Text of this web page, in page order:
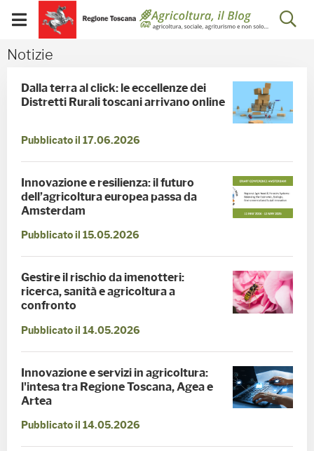
Skip to Main Content
Visualizza/chiudi
menu
mobile
Notizie - Blog
Notizie
Dalla terra al click: le eccellenze dei
Distretti Rurali toscani arrivano online
Pubblicato il 17.06.2026
Innovazione e resilienza: il futuro
dell’agricoltura europea passa da
Amsterdam
Pubblicato il 15.05.2026
Gestire il rischio da imenotteri:
ricerca, sanità e agricoltura a
confronto
Pubblicato il 14.05.2026
Innovazione e servizi in agricoltura:
l'intesa tra Regione Toscana, Agea e
Artea
Pubblicato il 14.05.2026